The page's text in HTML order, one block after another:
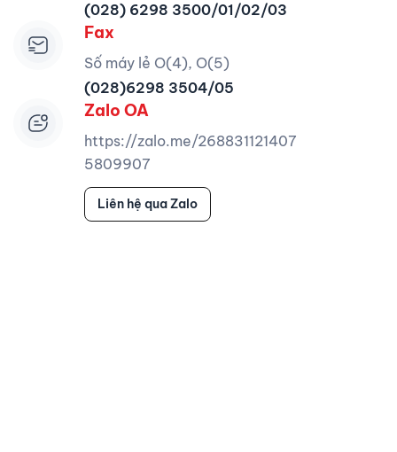
(028) 6298 3500/01/02/03
Fax
Số máy lẻ O(4), O(5)
(028)6298 3504/05
Zalo OA
https://zalo.me/268831121407
5809907
Liên hệ qua Zalo